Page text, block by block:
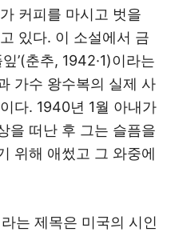
커피를 마시고 벗을
있다. 이 소설에서 금
’(춘추, 1942·1)이라는
가수 왕수복의 실제 사
다. 1940년 1월 아내가
을 떠난 후 그는 슬픔을
위해 애썼고 그 와중에
는 제목은 미국의 시인